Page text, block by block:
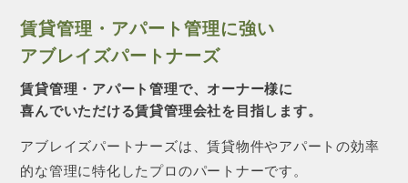
賃貸管理・アパート管理に強い
アブレイズパートナーズ
賃貸管理・アパート管理で、オーナー様に
喜んでいただける賃貸管理会社を目指します。
アブレイズパートナーズは、賃貸物件やアパートの効率
的な管理に特化したプロのパートナーです。